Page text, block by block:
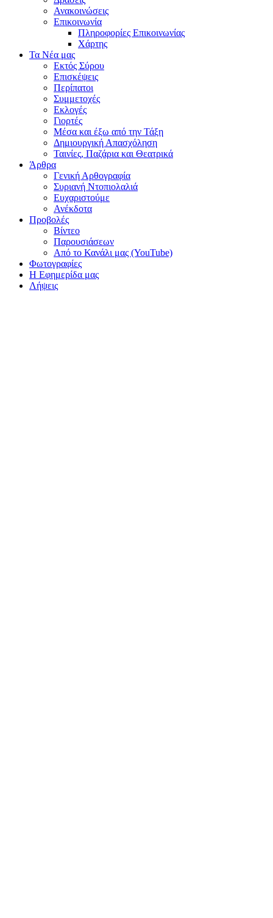
Ανακοινώσεις
Επικοινωνία
Πληροφορίες Επικοινωνίας
Χάρτης
Τα Νέα μας
Εκτός Σύρου
Επισκέψεις
Περίπατοι
Συμμετοχές
Εκλογές
Γιορτές
Μέσα και έξω από την Τάξη
Δημιουργική Απασχόληση
Ταινίες, Παζάρια και Θεατρικά
Άρθρα
Γενική Αρθογραφία
Συριανή Ντοπιολαλιά
Ευχαριστούμε
Ανέκδοτα
Προβολές
Βίντεο
Παρουσιάσεων
Από το Κανάλι μας (YouTube)
Φωτογραφίες
Η Εφημερίδα μας
Λήψεις